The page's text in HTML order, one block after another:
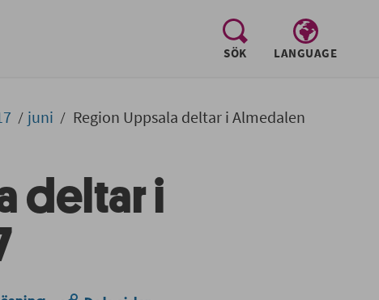
SÖK
, visa sökfältet
LANGUAGE
juni
Region Uppsala deltar i Almedalen
deltar i